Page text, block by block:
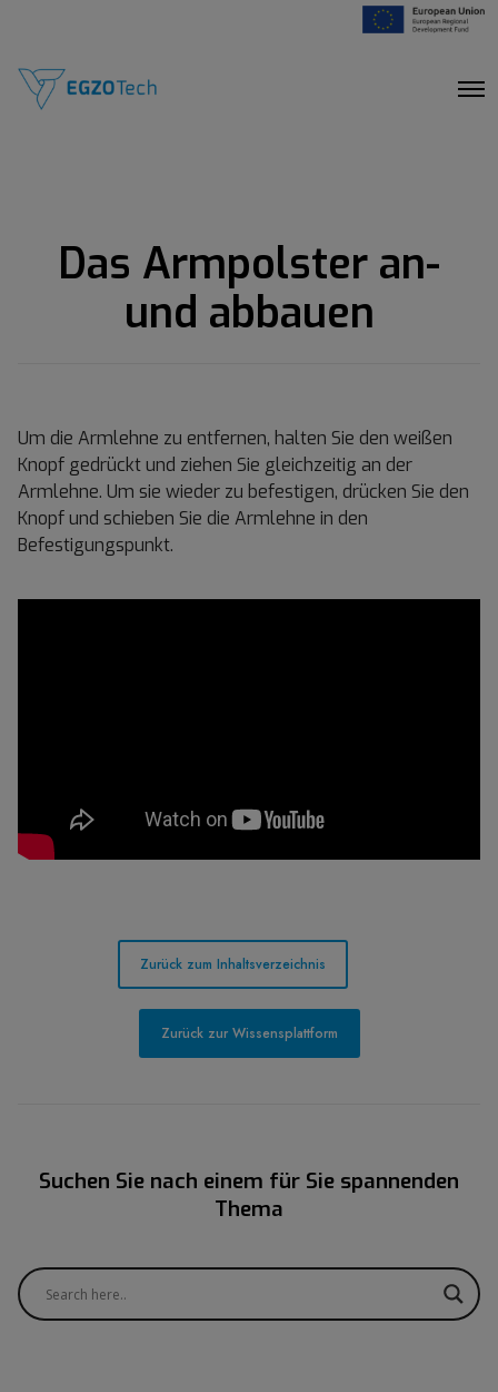
O
Das Armpolster an-
und abbauen
Um die Armlehne zu entfernen, halten Sie den weißen
Knopf gedrückt und ziehen Sie gleichzeitig an der
Armlehne. Um sie wieder zu befestigen, drücken Sie den
Knopf und schieben Sie die Armlehne in den
Befestigungspunkt.
Zurück zum Inhaltsverzeichnis
Zurück zur Wissensplattform
Suchen Sie nach einem für Sie spannenden
Thema